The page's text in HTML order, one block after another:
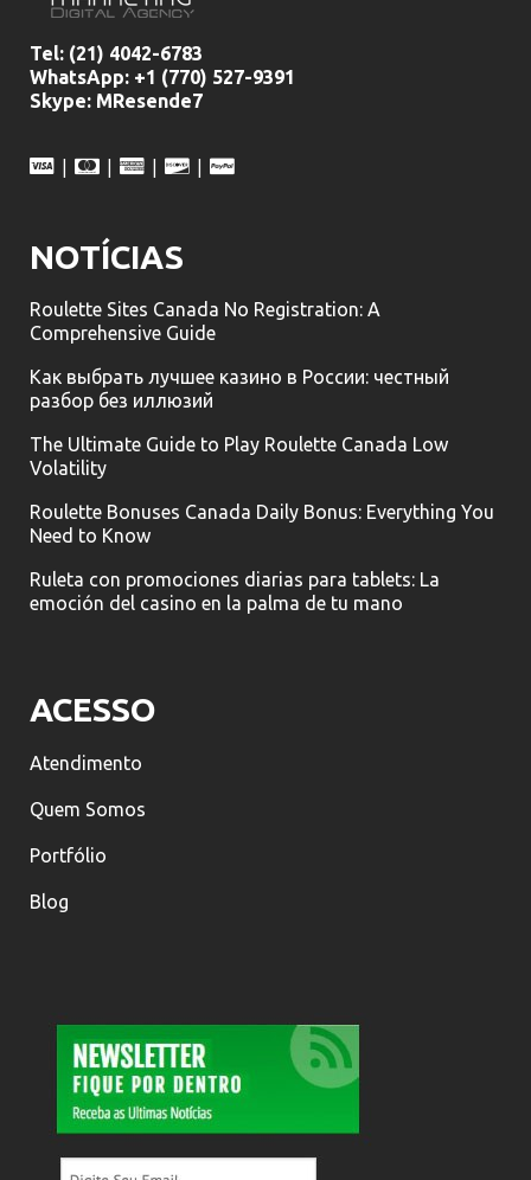
Tel: (21) 4042-6783
WhatsApp: +1 (770) 527-9391
Skype: MResende7
| | | |
NOTÍCIAS
Roulette Sites Canada No Registration: A
Comprehensive Guide
Как выбрать лучшее казино в России: честный
разбор без иллюзий
The Ultimate Guide to Play Roulette Canada Low
Volatility
Roulette Bonuses Canada Daily Bonus: Everything You
Need to Know
Ruleta con promociones diarias para tablets: La
emoción del casino en la palma de tu mano
ACESSO
Atendimento
Quem Somos
Portfólio
Blog